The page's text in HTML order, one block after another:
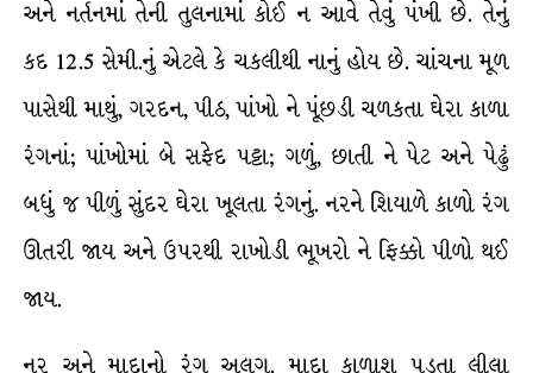
અને નર્તનમાં તેની તુલનામાં કોઈ ન આવે તેવું પંખી છે. તેનું
કદ 12.5 સેમી.નું એટલે કે ચકલીથી નાનું હોય છે. ચાંચના મૂળ
પાસેથી માથું, ગરદન, પીઠ, પાંખો ને પૂંછડી ચળકતા ઘેરા કાળા
રંગનાં; પાંખોમાં બે સફેદ પટ્ટા; ગળું, છાતી ને પેટ અને પેઢું
બધું જ પીળું સુંદર ઘેરા ખૂલતા રંગનું. નરને શિયાળે કાળો રંગ
ઊતરી જાય અને ઉપરથી રાખોડી ભૂખરો ને ફિક્કો પીળો થઈ
જાય.
નર અને માદાનો રંગ અલગ. માદા કાળાશ પડતા લીલા